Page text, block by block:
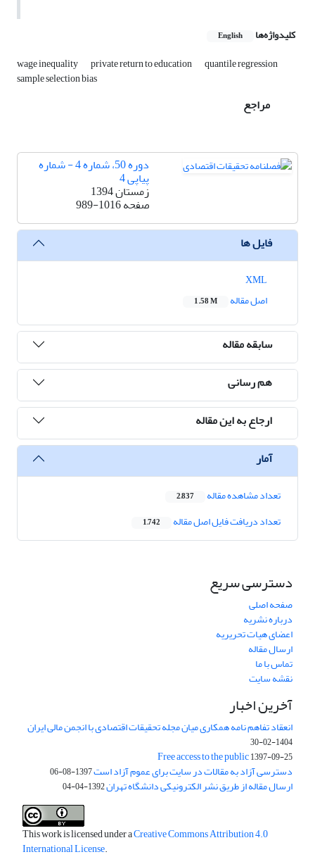
کلیدواژه‌ها English
wage inequality private return to education quantile regression
sample selection bias
مراجع
دوره 50، شماره 4 - شماره
پیاپی 4
زمستان 1394
صفحه989-1016
فایل ها
اصل مقاله
1.58 M
سابقه مقاله
هم رسانی
ارجاع به این مقاله
آمار
تعداد مشاهده مقاله 2,837
تعداد دریافت فایل اصل مقاله 1,742
دسترسی سریع
صفحه اصلی
درباره نشریه
اعضای هیات تحریریه
ارسال مقاله
تماس با ما
نقشه سایت
آخرین اخبار
انعقاد تفاهم نامه همکاری میان مجله تحقیقات اقتصادی با انجمن مالی ایران
1404-02-30
Free access to the public1397-09-25
دسترسی آزاد به مقالات در سایت برای عموم آزاد است1397-08-06
ارسال مقاله از طریق نشر الکترونیکی دانشگاه تهران1392-04-04
This work is licensed under aCreative Commons Attribution 4.0
International License.